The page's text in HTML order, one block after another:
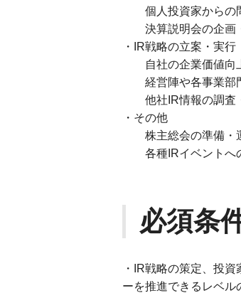
個人投資家からの問
決算説明会の企画・
・IR戦略の立案・実行
自社の企業価値向
経営陣や各事業部
他社IR情報の調査
・その他
株主総会の準備・
各種IRイベントへ
必須条
・IR戦略の策定、投
ーを推進できるレベ